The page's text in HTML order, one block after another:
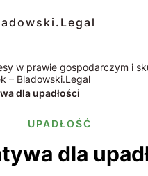
– Bladowski.Legal
dla upadłości
UPADŁOŚĆ
dla